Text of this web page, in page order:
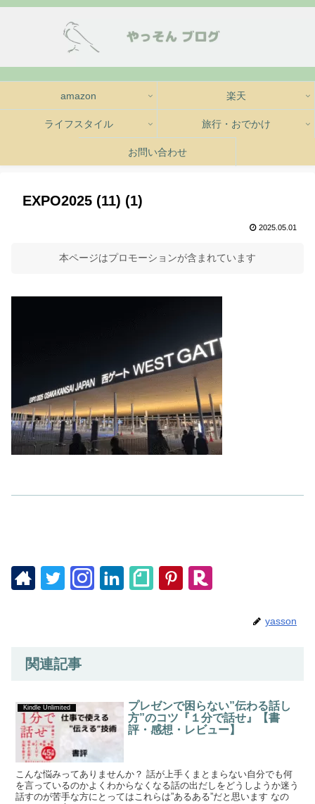
amazon 楽天
ライフスタイル 旅行・おでかけ
お問い合わせ
EXPO2025 (11) (1)
2025.05.01
本ページはプロモーションが含まれています
yasson
関連記事
Kindle Unlimited
プレゼンで困らない”伝わる話し
方”のコツ『１分で話せ』【書
評・感想・レビュー】
こんな悩みってありませんか？ 話が上手くまとまらない自分でも何
を言っているのかよくわからなくなる話の出だしをどうしようか迷う
話すのが苦手な方にとってはこれらは”あるある”だと思います なの